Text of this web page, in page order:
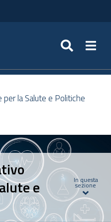
la Salute e Politiche
e
In questa
sezione